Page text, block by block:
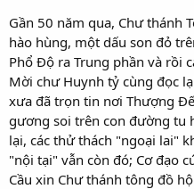
Gần 50 năm qua, Chư thánh
hào hùng, một dấu son đỏ
Phổ Độ ra Trung phần và rồi
Mời chư Huynh tỷ cùng đọc
xưa đã trọn tin nơi Thượng
gương soi trên con đường tu
lại, các thử thách "ngoại lai"
"nội tại" vẫn còn đó; Cơ đạo
Cầu xin Chư thánh tông đồ